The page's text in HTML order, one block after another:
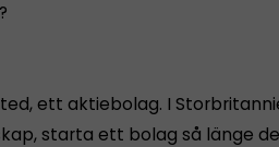
ett aktiebolag. I
starta ett bolag så länge